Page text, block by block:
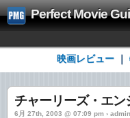
Perfect Movie
映画レビュー
チャーリーズ・エ
6月 27th, 2003 @ 07:09 pm › admin